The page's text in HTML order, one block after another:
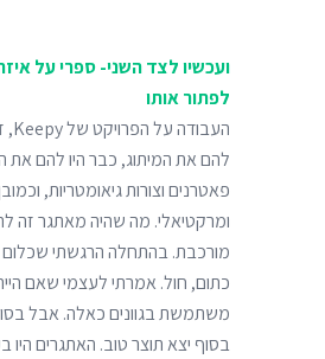
ועכשיו לצד השני- ספרי על
לפתור אותו
להם את המיתוג, כבר היו להם את
פאטרנים וצורות גיאומטריות,
ומרקטיאלי. מה שהיה מאתגר זה
מורכבת. בהתחלה הרגשתי
כתום, חול. אמרתי לעצמי שאם
משתמשת בגוונים כאלה. אבל
בסוף יצא תוצר טוב. האתגרים היו